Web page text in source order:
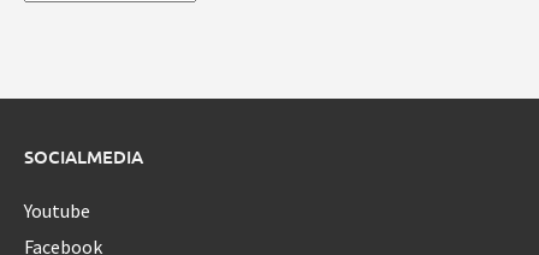
SOCIALMEDIA
Youtube
Facebook